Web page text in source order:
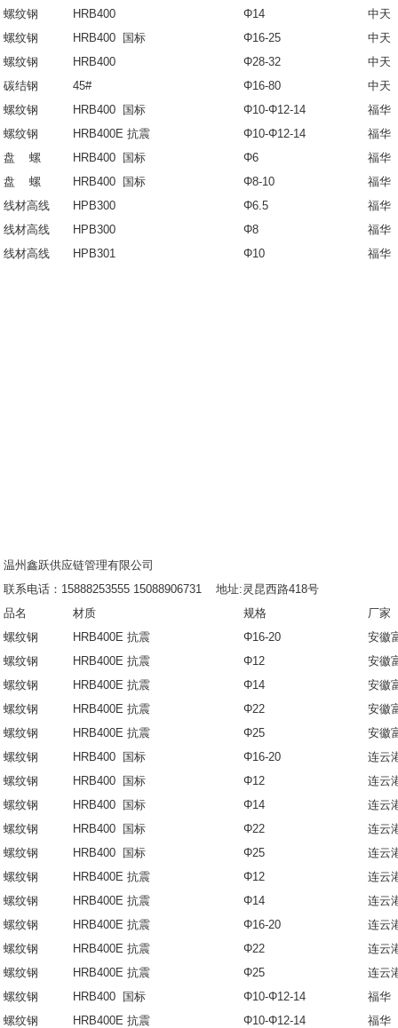
螺纹钢 HRB400 Φ14
中天
螺纹钢
HRB400 国标 Φ16-25
中天
螺纹钢
HRB400 Φ28-32
中天
碳结钢
45# Φ16-80
中天
螺纹钢
HRB400 国标 Φ10-Φ12-14
福华
螺纹钢
HRB400E 抗震 Φ10-Φ12-14
福华
盘 螺
HRB400 国标 Φ6
福华
盘 螺
HRB400 国标 Φ8-10
福华
线材高线
HPB300 Φ6.5
福华
线材高线
HPB300 Φ8
福华
线材高线
HPB301 Φ10 福华
温州鑫跃供应链管理有限公司
联系电话：15888253555 15088906731 地址:灵昆西路418号
品名
材质 规格
厂家
螺纹钢
HRB400E 抗震 Φ16-20
安徽
螺纹钢
HRB400E 抗震 Φ12
安徽
螺纹钢
HRB400E 抗震 Φ14
安徽
螺纹钢
HRB400E 抗震 Φ22
安徽
螺纹钢
HRB400E 抗震 Φ25
安徽
螺纹钢
HRB400 国标 Φ16-20
连云
螺纹钢
HRB400 国标 Φ12
连云
螺纹钢
HRB400 国标 Φ14
连云
螺纹钢
HRB400 国标 Φ22
连云
螺纹钢
HRB400 国标 Φ25
连云
螺纹钢
HRB400E 抗震 Φ12
连云
螺纹钢
HRB400E 抗震 Φ14
连云
螺纹钢
HRB400E 抗震 Φ16-20
连云
螺纹钢
HRB400E 抗震 Φ22
连云
螺纹钢
HRB400E 抗震 Φ25
连云
螺纹钢
HRB400 国标 Φ10-Φ12-14
福华
螺纹钢
HRB400E 抗震 Φ10-Φ12-14
福华